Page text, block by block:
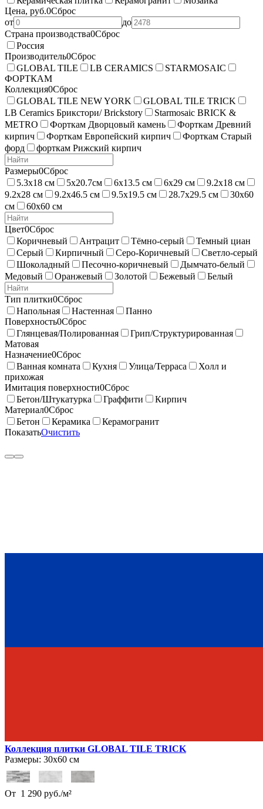
Цена, руб.0Сброс
от
до
Страна производства0Сброс
Россия
Производитель0Сброс
GLOBAL TILE
LB CERAMICS
STARMOSAIC
ФОРТКАМ
Коллекция0Сброс
GLOBAL TILE NEW YORK
GLOBAL TILE TRICK
LB Ceramics Брикстори/ Brickstory
Starmosaic BRICK &
METRO
Форткам Дворцовый камень
Форткам Древний
кирпич
Форткам Европейский кирпич
Форткам Старый
форд
форткам Рижский кирпич
Размеры0Сброс
5.3х18 см
5х20.7см 6х13.5 см 6х29 см
9.2х18 см
9.2х28 см
9.2х46.5 см 9.5х19.5 см 28.7х29.5 см
30х60
см
60х60 см
Цвет0Сброс
Коричневый
Антрацит Тёмно-серый
Темный циан
Серый
Кирпичный Серо-Коричневый
Светло-серый
Шоколадный
Песочно-коричневый
Дымчато-белый
Медовый
Оранжевый Золотой Бежевый Белый
Тип плитки0Сброс
Напольная
Настенная
Панно
Поверхность0Сброс
Глянцевая/Полированная
Грип/Структурированная
Матовая
Назначение0Сброс
Ванная комната
Кухня Улица/Терраса
Холл и
прихожая
Имитация поверхности0Сброс
Бетон/Штукатурка
Граффити
Кирпич
Материал0Сброс
Бетон
Керамика
Керамогранит
ПоказатьОчистить
Коллекция плитки GLOBAL TILE TRICK
Размеры: 30х60 см
От 1 290 руб./м²